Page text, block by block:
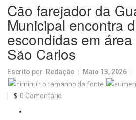
Cão farejador da
Municipal encontra
escondidas em
São Carlos
Escrito por Redação Maio 13, 2026
0 Comentário